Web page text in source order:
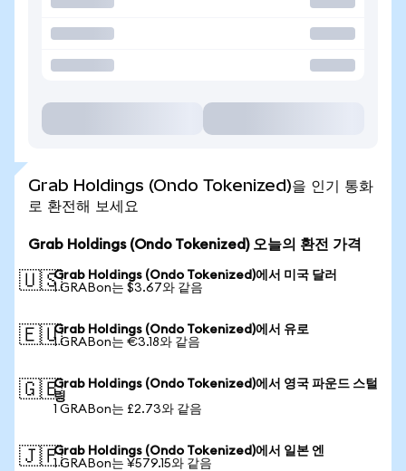
Grab Holdings (Ondo Tokenized)을 인기 통화
로 환전해 보세요
Grab Holdings (Ondo Tokenized) 오늘의 환전 가격
🇺🇸Grab Holdings (Ondo Tokenized)에서 미국 달러
1 GRABon는 $3.67와 같음
🇪🇺Grab Holdings (Ondo Tokenized)에서 유로
1 GRABon는 €3.18와 같음
🇬🇧Grab Holdings (Ondo Tokenized)에서 영국 파운드 스털
링
1 GRABon는 £2.73와 같음
🇯🇵Grab Holdings (Ondo Tokenized)에서 일본 엔
1 GRABon는 ¥579.15와 같음